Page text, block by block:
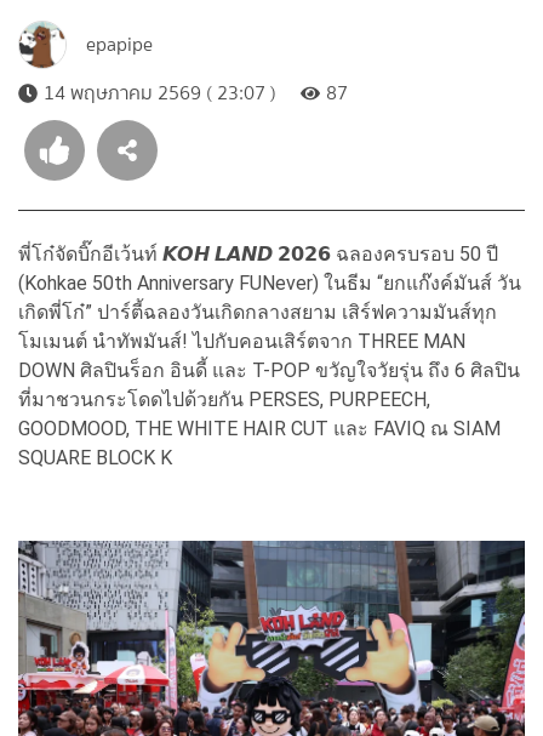
epapipe
14 พฤษภาคม 2569 ( 23:07 )
87
พี่โก๋จัดบิ๊กอีเว้นท์ 𝙆𝙊𝙃 𝙇𝘼𝙉𝘿 𝟮𝟬𝟮𝟲 ฉลองครบรอบ 50 ปี
(Kohkae 50th Anniversary FUNever) ในธีม “ยกแก๊งค์มันส์ วัน
เกิดพี่โก๋” ปาร์ตี้ฉลองวันเกิดกลางสยาม เสิร์ฟความมันส์ทุก
โมเมนต์ นำทัพมันส์! ไปกับคอนเสิร์ตจาก THREE MAN
DOWN ศิลปินร็อก อินดี้ และ T-POP ขวัญใจวัยรุ่น ถึง 6 ศิลปิน
ที่มาชวนกระโดดไปด้วยกัน PERSES, PURPEECH,
GOODMOOD, THE WHITE HAIR CUT และ FAVIQ ณ SIAM
SQUARE BLOCK K